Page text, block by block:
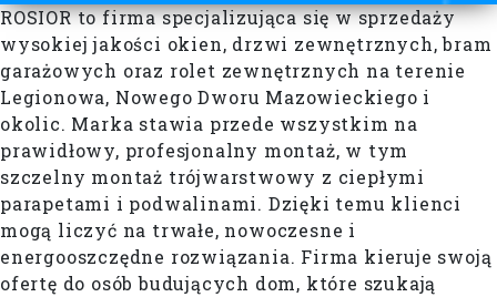
ROSIOR to firma specjalizująca się w sprzedaży
wysokiej jakości okien, drzwi zewnętrznych, bram
garażowych oraz rolet zewnętrznych na terenie
Legionowa, Nowego Dworu Mazowieckiego i
okolic. Marka stawia przede wszystkim na
prawidłowy, profesjonalny montaż, w tym
szczelny montaż trójwarstwowy z ciepłymi
parapetami i podwalinami. Dzięki temu klienci
mogą liczyć na trwałe, nowoczesne i
energooszczędne rozwiązania. Firma kieruje swoją
ofertę do osób budujących dom, które szukają